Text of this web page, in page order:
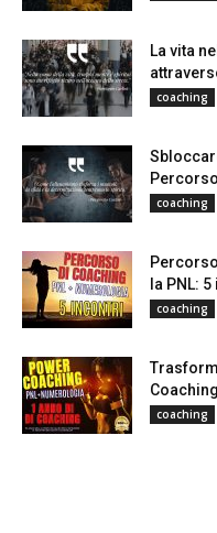
La vita
coaching
coaching
la PNL:
coaching
coaching